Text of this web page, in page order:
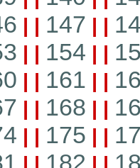
| | 147 | |
| | 154 | |
| | 161 | |
| | 168 | |
| | 175 | |
182